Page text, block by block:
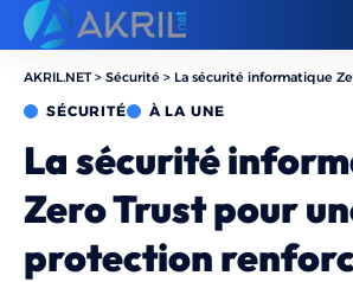
AKRIL.NET> Sécurité > La sécurité informatique Zero Trust
SÉCURITÉ À LA UNE
La sécurité
Zero Trust pour
protection